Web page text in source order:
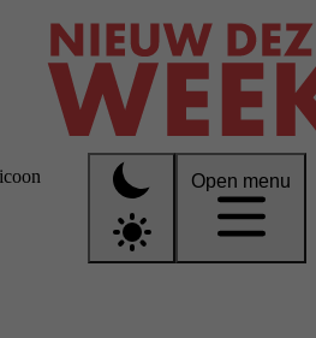
Open menu